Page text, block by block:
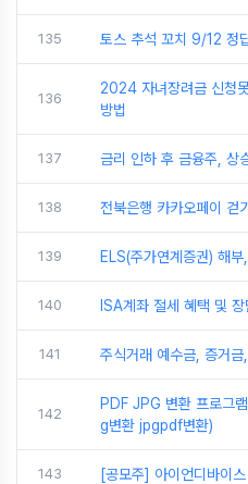
135 토스 추석 꼬치 9/12 정
136
2024 자녀장려금 신청
방법
137 금리 인하 후 금융주, 상
138 전북은행 카카오페이 걷
139 ELS(주가연계증권) 해
140 ISA계좌 절세 혜택 및 장
141 주식거래 예수금, 증거
142
PDF JPG 변환 프로그
g변환 jpgpdf변환)
143 [공모주] 아이언디바이